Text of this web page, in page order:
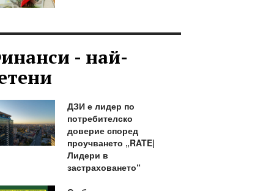
- най-
ДЗИ е лидер по
потребителско
доверие според
проучването „RATE|
Лидери в
застраховането“